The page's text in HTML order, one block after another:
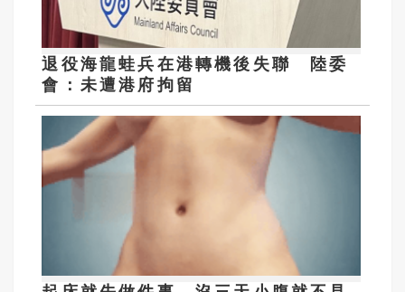
退役海龍蛙兵在港轉機後失聯 陸委
會：未遭港府拘留